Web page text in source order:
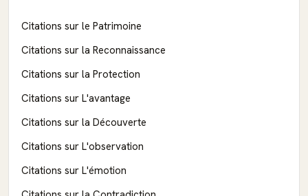
Citations sur le Patrimoine
Citations sur la Reconnaissance
Citations sur la Protection
Citations sur L'avantage
Citations sur la Découverte
Citations sur L'observation
Citations sur L'émotion